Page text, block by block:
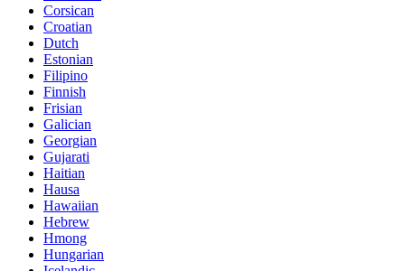
Corsican
Croatian
Dutch
Estonian
Filipino
Finnish
Frisian
Galician
Georgian
Gujarati
Haitian
Hausa
Hawaiian
Hebrew
Hmong
Hungarian